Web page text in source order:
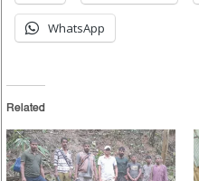
WhatsApp
Related